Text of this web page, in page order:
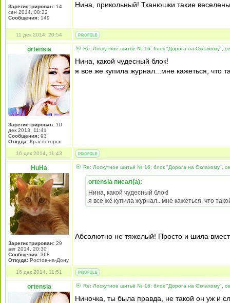
Зарегистрирован: 14
сен 2014, 08:22
Сообщения: 149
Нина, прикольный! Тканюшки такие
11 дек 2014, 20:54
ortensia
Зарегистрирован: 10
дек 2013, 11:41
Сообщения: 93
Откуда: Красногорск
Re: Лоскутное шитьё № 16: блок "Дорога на Оклахому",
Нина, какой чудесный блок!
я все же купила журнал...мне кажеться, что
16 дек 2014, 11:43
HuHa
Зарегистрирован: 29
авг 2014, 20:30
Сообщения: 368
Откуда: Ростов-на-Дону
Re: Лоскутное шитьё № 16: блок "Дорога на Оклахому",
ortensia писал(а):
Нина, какой чудесный блок!
я все же купила журнал...мне кажеться, что
Абсолютно не тяжелый! Просто и шила
16 дек 2014, 11:51
ortensia Re: Лоскутное шитьё № 16: блок "Дорога на Оклахому",
Ниночка, ты была правда, не такой он уж и